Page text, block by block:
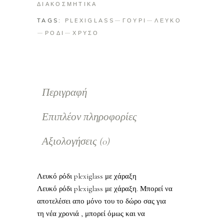
ΔΙΑΚΟΣΜΗΤΙΚΑ
TAGS: PLEXIGLASS ΓΟΥΡΙ
ΛΕΥΚΟ
ΡΟΔΙ
ΧΡΥΣΟ
Περιγραφή
Επιπλέον πληροφορίες
Αξιολογήσεις (0)
Λευκό ρόδι plexiglass με χάραξη
Λευκό ρόδι plexiglass με χάραξη. Μπορεί να
αποτελέσει απο μόνο του το δώρο σας για
τη νέα χρονιά , μπορεί όμως και να